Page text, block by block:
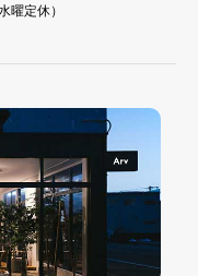
曜定休）